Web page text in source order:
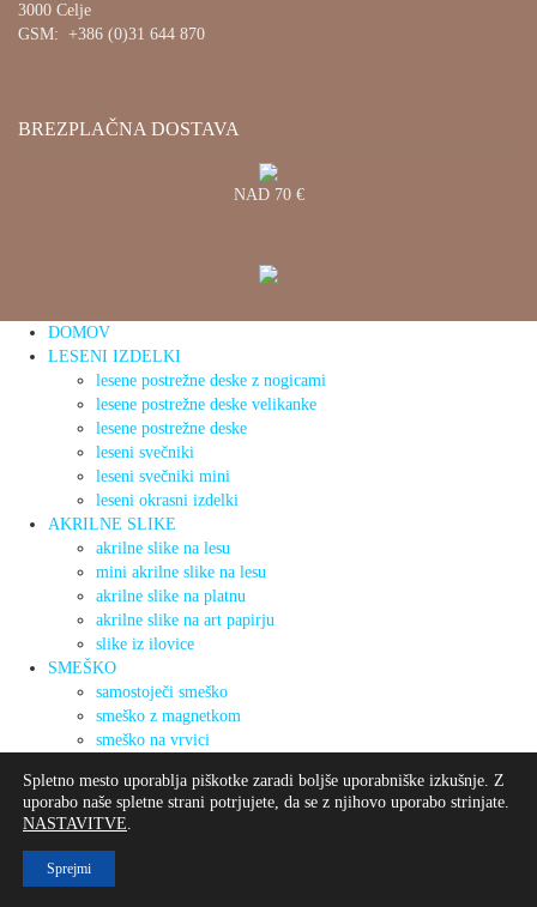
3000 Celje
GSM: +386 (0)31 644 870
BREZPLAČNA DOSTAVA
NAD 70 €
DOMOV
LESENI IZDELKI
lesene postrežne deske z nogicami
lesene postrežne deske velikanke
lesene postrežne deske
leseni svečniki
leseni svečniki mini
leseni okrasni izdelki
AKRILNE SLIKE
akrilne slike na lesu
mini akrilne slike na lesu
akrilne slike na platnu
akrilne slike na art papirju
slike iz ilovice
SMEŠKO
samostoječi smeško
smeško z magnetkom
smeško na vrvici
DARILNI PROGRAM
darila
O MENI
BLOG
KONTAKT
Spletno mesto uporablja piškotke zaradi boljše uporabniške izkušnje. Z
uporabo naše spletne strani potrjujete, da se z njihovo uporabo strinjate.
NASTAVITVE.
Sprejmi